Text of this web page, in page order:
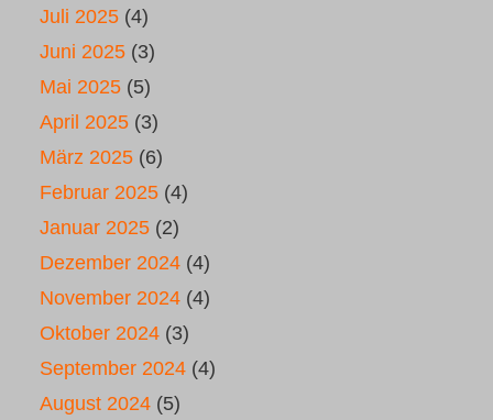
Juli 2025 (4)
Juni 2025 (3)
Mai 2025 (5)
April 2025 (3)
März 2025 (6)
Februar 2025 (4)
Januar 2025 (2)
Dezember 2024 (4)
November 2024 (4)
Oktober 2024 (3)
September 2024 (4)
August 2024 (5)